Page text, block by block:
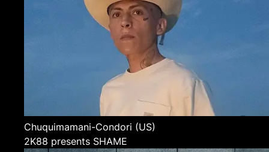
Chuquimamani-Condori (US)
2K88 presents SHAME